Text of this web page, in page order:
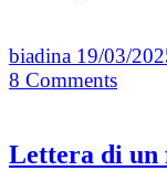
biadina 19/03/
8 Comments
Lettera di un